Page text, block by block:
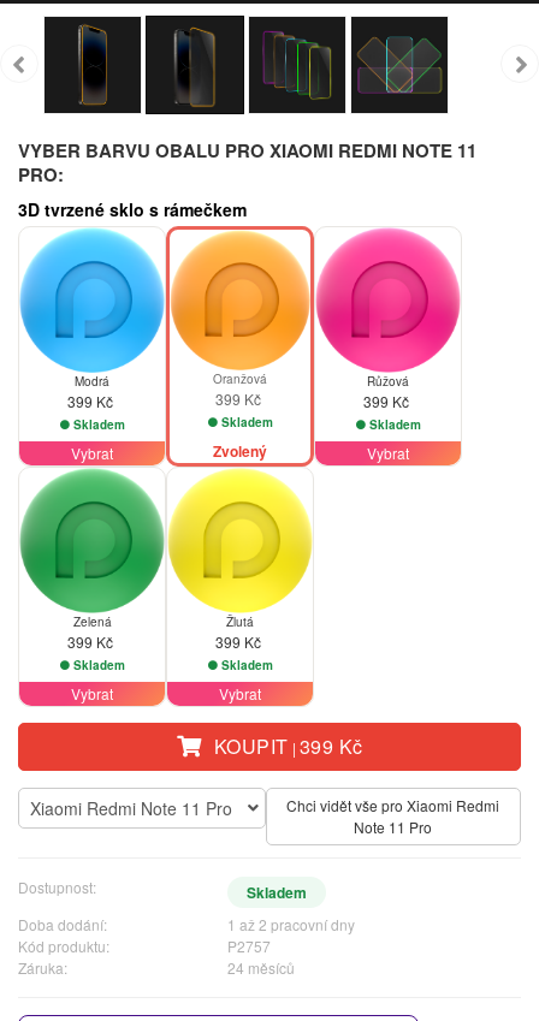
VYBER BARVU OBALU PRO XIAOMI REDMI NOTE 11
PRO:
3D tvrzené sklo s rámečkem
Modrá
399 Kč
Skladem
Vybrat
Oranžová
399 Kč
Skladem
Zvolený
Růžová
399 Kč
Skladem
Vybrat
Zelená
399 Kč
Skladem
Vybrat
Žlutá
399 Kč
Skladem
Vybrat
KOUPIT | 399 Kč
Xiaomi Redmi Note 11 Pro
Chci vidět vše pro Xiaomi Redmi
Note 11 Pro
Dostupnost: Skladem
Doba dodání:
1 až 2 pracovní dny
Kód produktu:
P2757
Záruka:
24 měsíců